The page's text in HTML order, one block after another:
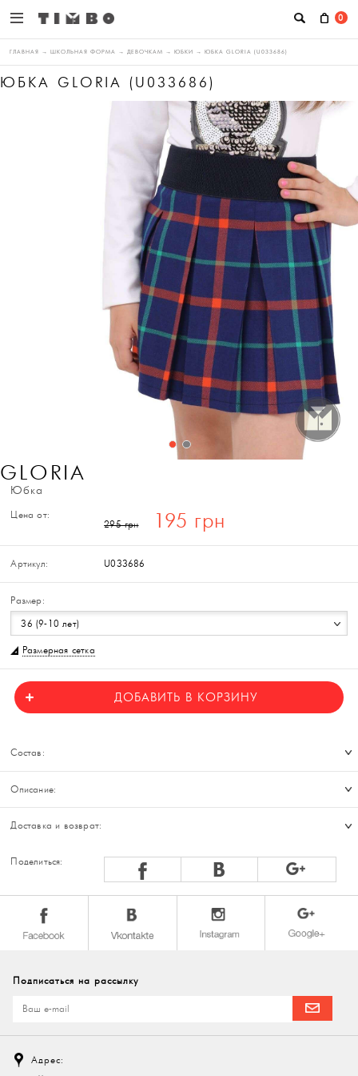
0
ГЛАВНАЯ → ШКОЛЬНАЯ ФОРМА → ДЕВОЧКАМ → ЮБКИ → ЮБКА GLORIA (U033686)
ЮБКА GLORIA (U033686)
GLORIA
Юбка
Цена от:
295 грн
195 грн
Артикул: U033686
Размер:
36 (9-10 лет)
Размерная сетка
ДОБАВИТЬ В КОРЗИНУ
Состав:
Описание:
Доставка и возврат:
Поделиться:
Подписаться на рассылку
Адрес: